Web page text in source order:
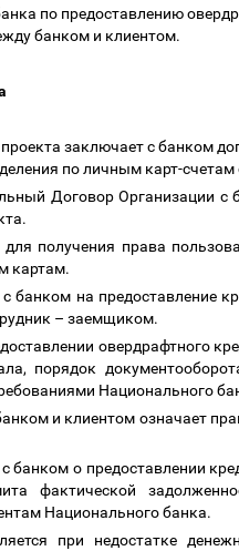
по предоставлению
банком и клиентом.
заключает с банком
по личным карт-счетам
Договор Организации
получения права
картам.
банком на предоставление
– заемщиком.
овердрафтного
порядок
Национального
и клиентом означает
о предоставлении
фактической
Национального банка.
при недостатке